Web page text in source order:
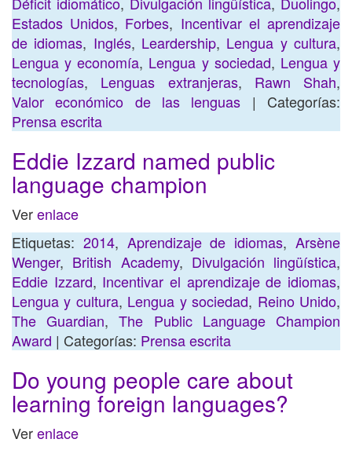
Estados Unidos, Forbes, Incentivar el aprendizaje
de idiomas, Inglés, Leardership, Lengua y cultura,
Lengua y economía, Lengua y sociedad, Lengua y
tecnologías, Lenguas extranjeras, Rawn Shah,
Valor económico de las lenguas | Categorías:
Prensa escrita
Eddie Izzard named public
language champion
Verenlace
Etiquetas: 2014, Aprendizaje de idiomas,Arsène
Wenger, British Academy, Divulgación lingüística,
Eddie Izzard, Incentivar el aprendizaje de idiomas,
Lengua y cultura, Lengua y sociedad, Reino Unido,
The Guardian,The Public Language Champion
Award | Categorías: Prensa escrita
Do young people care about
learning foreign languages?
Verenlace